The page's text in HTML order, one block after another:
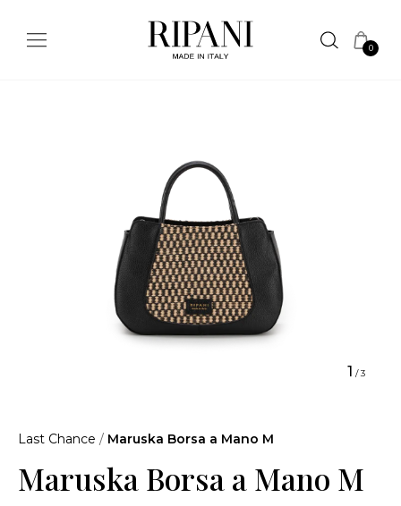
0
1 /3
Last Chance / Maruska Borsa a Mano M
Maruska Borsa a Mano M